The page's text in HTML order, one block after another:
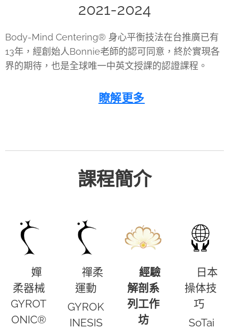
2021-2024
Body-Mind Centering® 身心平衡技法在台推廣已有
13年，經創始人Bonnie老師的認可同意，終於實現各
界的期待，也是全球唯一中英文授課的認證課程。
瞭解更多
課程簡介
🎈 嬋
柔器械
GYROT
ONIC®
🎈禪柔
運動
GYROK
INESIS
經驗
解剖系
列工作
坊
🎈日本
操体技
巧
SoTai